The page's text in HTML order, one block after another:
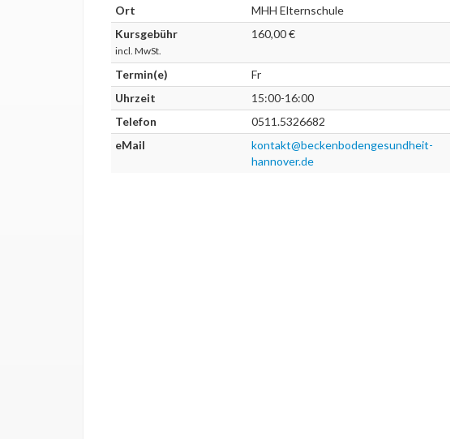
Ort
MHH Elternschule
Kursgebühr
incl. MwSt.
160,00 €
Termin(e)
Fr
Uhrzeit
15:00-16:00
Telefon
0511.5326682
eMail
kontakt@beckenbodengesundheit-
hannover.de